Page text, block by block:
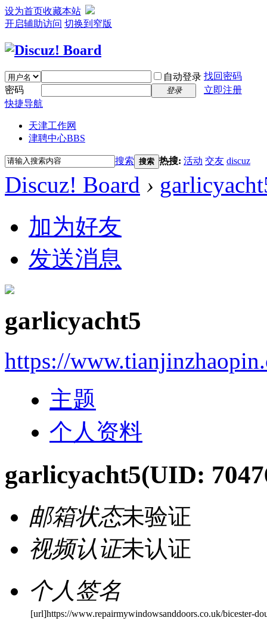
设为首页收藏本站
开启辅助访问 切换到窄版
自动登录 找回密码
密码
登录
立即注册
快捷导航
天津工作网
津聘中心BBS
搜索 搜索 热搜: 活动 交友 discuz
Discuz! Board ›
加为好友
发送消息
garlicyacht5
https://
主题
个人资料
garlicyacht5(UID:
邮箱状态未验证
视频认证未认证
个人签名
[url]https://www.repairmywindowsanddoors.co.uk/bicester-